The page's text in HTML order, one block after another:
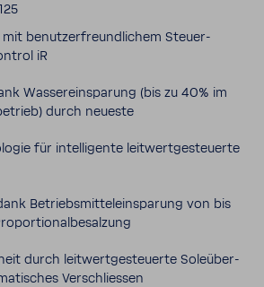
mit benut­zer­freund­li­chem Steu­er­
iR
Wasser­ein­spa­rung (bis zu 40% im
durch neueste
für intel­li­gente leit­wert­ge­steu­erte
Betriebs­mit­tel­ein­spa­rung von bis
durch leit­wert­ge­steu­erte Sole­über­
Verschliessen